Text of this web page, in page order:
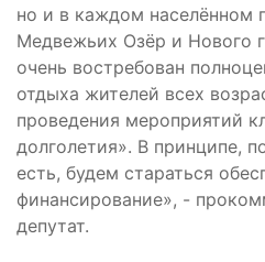
но и в каждом населённом
Медвежьих Озёр и Нового
очень востребован
отдыха жителей всех
проведения мероприятий
долголетия». В принципе,
есть, будем стараться
финансирование», -
депутат.